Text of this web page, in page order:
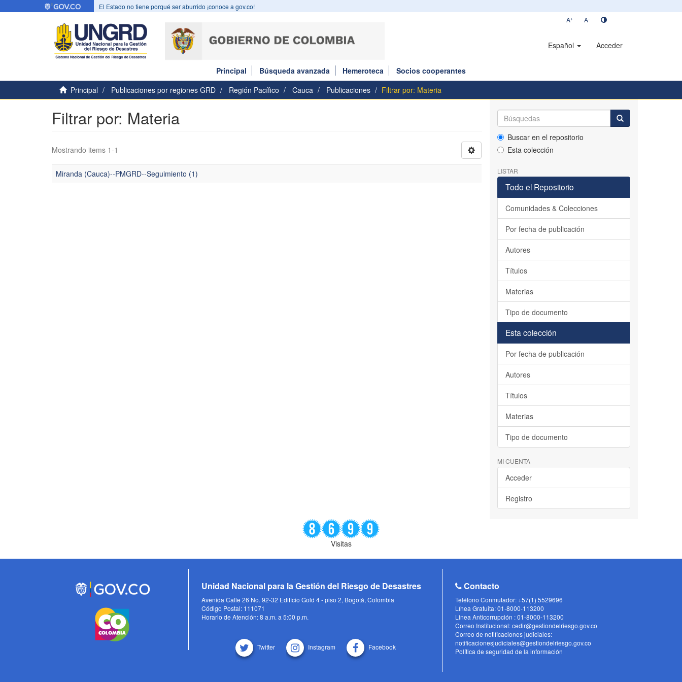
El Estado no tiene porqué ser aburrido ¡conoce a gov.co!
A+ A-
Español Acceder
Principal Búsqueda avanzada Hemeroteca
Socios cooperantes
Principal
Publicaciones por regiones GRD Región Pacífico Cauca Publicaciones Filtrar por: Materia
Filtrar por: Materia
Mostrando items 1-1
Miranda (Cauca)--PMGRD--Seguimiento (1)
Buscar en el repositorio
Esta colección
LISTAR
Todo el Repositorio
Comunidades & Colecciones
Por fecha de publicación
Autores
Títulos
Materias
Tipo de documento
Esta colección
Por fecha de publicación
Autores
Títulos
Materias
Tipo de documento
MI CUENTA
Acceder
Registro
Visitas
Unidad Nacional para la Gestión del Riesgo de Desastres
Avenida Calle 26 No. 92-32 Edificio Gold 4 - piso 2, Bogotá, Colombia
Código Postal: 111071
Horario de Atención: 8 a.m. a 5:00 p.m.
Twitter Instagram Facebook
Contacto
Teléfono Conmutador: +57(1) 5529696
Línea Gratuita: 01-8000-113200
Linea Anticorrupción : 01-8000-113200
Correo Institucional: cedir@gestiondelriesgo.gov.co
Correo de notificaciones judiciales:
notificacionesjudiciales@gestiondelriesgo.gov.co
Política de seguridad de la información